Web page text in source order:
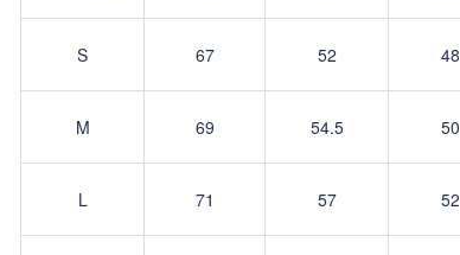
S 67 52 48
M 69 54.5 50
L 71 57 52